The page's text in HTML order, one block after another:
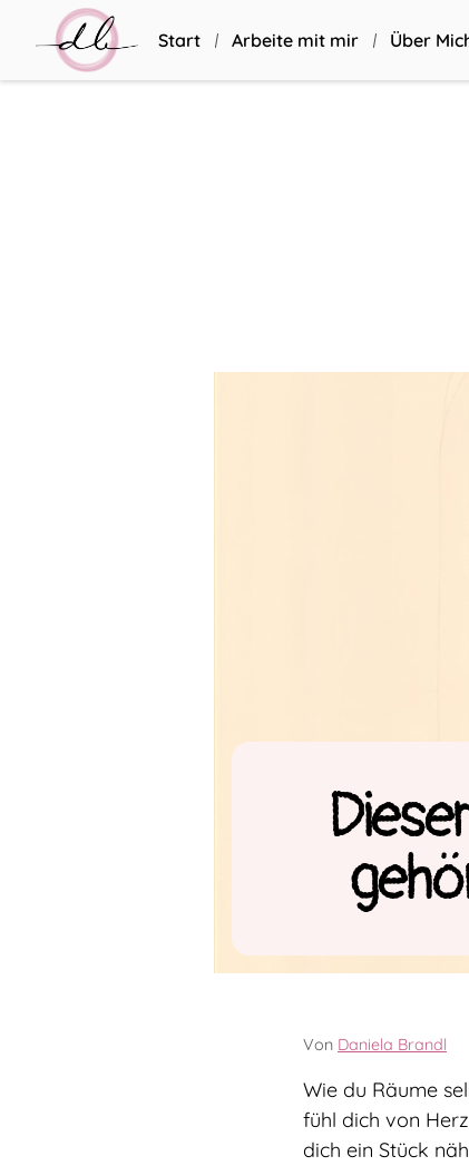
Start Arbeite mit mir Über
Von Daniela Brandl
Wie du Räume
fühl dich von
dich ein Stück